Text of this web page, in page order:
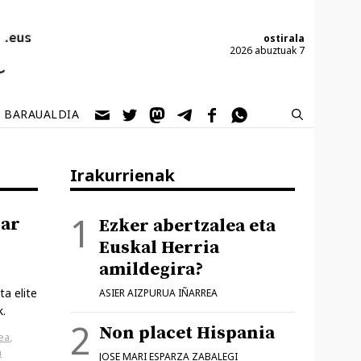
ostirala
2026 abuztuak 7
BARAUALDIA
elite
,
Irakurrienak
Ezker abertzalea eta
Euskal Herria
amildegira?
ASIER AIZPURUA IÑARREA
Non placet Hispania
JOSE MARI ESPARZA ZABALEGI